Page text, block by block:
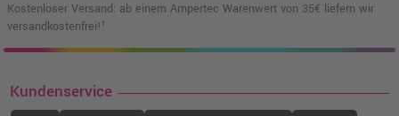
23,99 €
Kostenloser Versand: ab einem Ampertec Warenwert von 35€ liefern wir
versandkostenfrei!¹
Kundenservice